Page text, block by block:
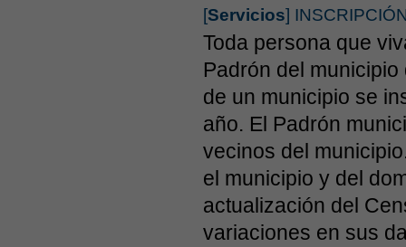
[Servicios]
Toda persona que
Padrón del
de un municipio se
año. El Padrón
vecinos del
el municipio y del
actualización del
variaciones en sus